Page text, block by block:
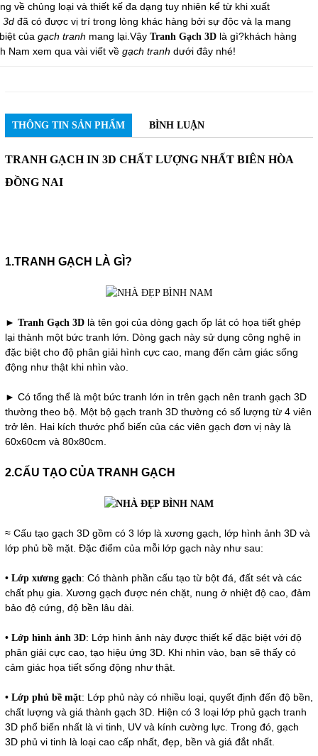
về chủng loại và thiết kế đa dạng tuy nhiên kể từ khi xuất
3d đã có được vị trí trong lòng khác hàng bởi sự độc và lạ mang
của gạch tranh mang lại.Vậy Tranh Gạch 3D là gì?khách hàng
Nam xem qua vài viết về gạch tranh dưới đây nhé!
THÔNG TIN SẢN PHẨM BÌNH LUẬN
TRANH GẠCH IN 3D CHẤT LƯỢNG NHẤT BIÊN HÒA
ĐỒNG NAI
1.TRANH GẠCH LÀ GÌ?
► Tranh Gạch 3Dlà tên gọi của dòng gạch ốp lát có họa tiết ghép
lại thành một bức tranh lớn. Dòng gạch này sử dụng công nghệ in
đặc biệt cho độ phân giải hình cực cao, mang đến cảm giác sống
động như thật khi nhìn vào.
► Có tổng thể là một bức tranh lớn in trên gạch nên tranh gạch 3D
thường theo bộ. Một bộ gạch tranh 3D thường có số lượng từ 4 viên
trở lên. Hai kích thước phổ biến của các viên gạch đơn vị này là
60x60cm và 80x80cm.
2.CẤU TẠO CỦA TRANH GẠCH
≈ Cấu tạo gạch 3D gồm có 3 lớp là xương gạch, lớp hình ảnh 3D và
lớp phủ bề mặt. Đặc điểm của mỗi lớp gạch này như sau:
• Lớp xương gạch: Có thành phần cấu tạo từ bột đá, đất sét và các
chất phụ gia. Xương gạch được nén chặt, nung ở nhiệt độ cao, đảm
bảo độ cứng, độ bền lâu dài.
• Lớp hình ảnh 3D: Lớp hình ảnh này được thiết kế đặc biệt với độ
phân giải cực cao, tạo hiệu ứng 3D. Khi nhìn vào, bạn sẽ thấy có
cảm giác họa tiết sống động như thật.
• Lớp phủ bề mặt: Lớp phủ này có nhiều loại, quyết định đến độ bền,
chất lượng và giá thành gạch 3D. Hiện có 3 loại lớp phủ gạch tranh
3D phổ biến nhất là vi tinh, UV và kính cường lực. Trong đó, gạch
3D phủ vi tinh là loại cao cấp nhất, đẹp, bền và giá đắt nhất.